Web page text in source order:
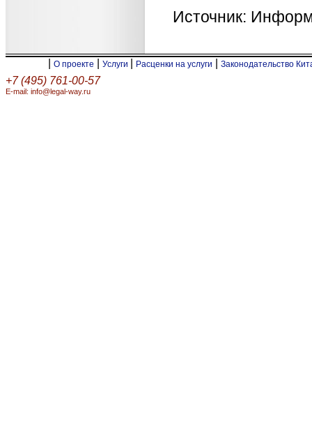
Источник:
О проекте Услуги Расценки на услуги Законодательство
+7 (495) 761-00-57
E-mail: info@legal-way.ru